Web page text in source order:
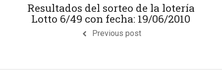
Resultados del sorteo de la lotería
Lotto 6/49 con fecha: 19/06/2010
Previous post